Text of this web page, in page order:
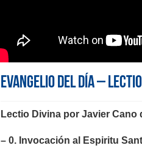
Evangelio del día –
Lectio Divina por Javier Cano
– 0. Invocación al Espiritu